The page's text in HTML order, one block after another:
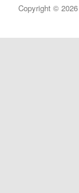
Copyright © 2026